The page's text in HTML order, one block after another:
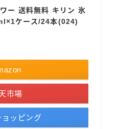
ー 送料無料 キリン 氷
ケース/24本(024)
市場
ョッピング